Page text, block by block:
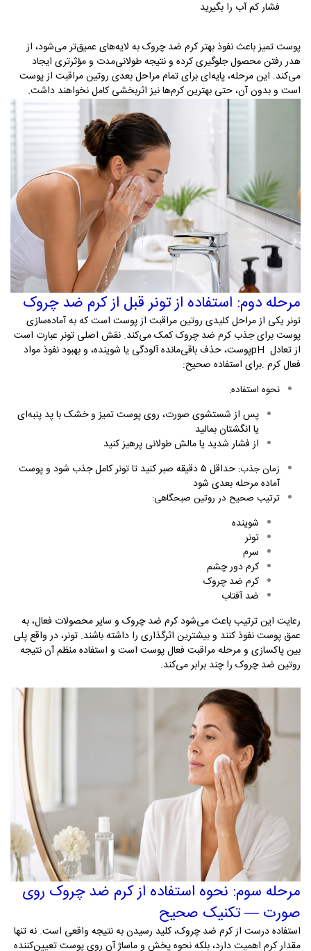
فشار کم آب را بگیرید
پوست تمیز باعث نفوذ بهتر کرم ضد چروک به لایه‌های عمیق‌تر می‌شود، از
هدر رفتن محصول جلوگیری کرده و نتیجه طولانی‌مدت و مؤثرتری ایجاد
می‌کند. این مرحله، پایه‌ای برای تمام مراحل بعدی روتین مراقبت از پوست
است و بدون آن، حتی بهترین کرم‌ها نیز اثربخشی کامل نخواهند داشت.
مرحله دوم: استفاده از تونر قبل از کرم ضد چروک
تونر یکی از مراحل کلیدی روتین مراقبت از پوست است که به آماده‌سازی
پوست برای جذب کرم ضد چروک کمک می‌کند. نقش اصلی تونر عبارت است
از تعادل pHپوست، حذف باقی‌مانده آلودگی یا شوینده، و بهبود نفوذ مواد
فعال کرم .برای استفاده صحیح:
نحوه استفاده:
پس از شستشوی صورت، روی پوست تمیز و خشک با پد پنبه‌ای
یا انگشتان بمالید
از فشار شدید یا مالش طولانی پرهیز کنید
زمان جذب:
حداقل ۵ دقیقه صبر کنید تا تونر کامل جذب شود و پوست
آماده مرحله بعدی شود
ترتیب صحیح در روتین صبحگاهی:
شوینده
تونر
سرم
کرم دور چشم
کرم ضد چروک
ضد آفتاب
رعایت این ترتیب باعث می‌شود کرم ضد چروک و سایر محصولات فعال، به
عمق پوست نفوذ کنند و بیشترین اثرگذاری را داشته باشند. تونر، در واقع پلی
بین پاکسازی و مرحله مراقبت فعال پوست است و استفاده منظم آن نتیجه
روتین ضد چروک را چند برابر می‌کند.
مرحله سوم: نحوه استفاده از کرم ضد چروک روی
صورت — تکنیک صحیح
استفاده درست از کرم ضد چروک، کلید رسیدن به نتیجه واقعی است. نه تنها
مقدار کرم اهمیت دارد، بلکه نحوه پخش و ماساژ آن روی پوست تعیین‌کننده